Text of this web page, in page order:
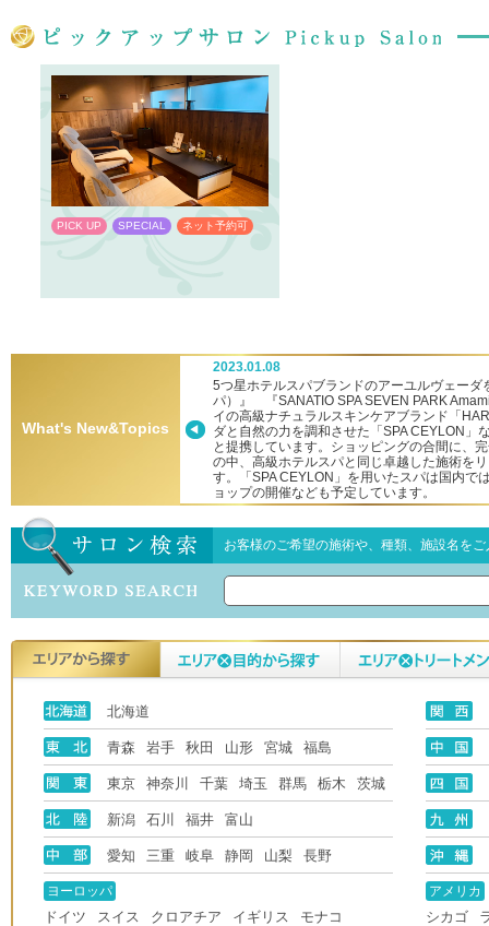
PICK UP SPECIAL ネット予約可
What's New&Topics
2023.01.08
5つ星ホテルスパブランドのアーユルヴェーダ
パ）』 『SANATIO SPA SEVEN PARK
イの高級ナチュラルスキンケアブランド「
ダと自然の力を調和させた「SPA CEYLON」
と提携しています。ショッピングの合間に、
の中、高級ホテルスパと同じ卓越した施術を
す。「SPA CEYLON」を用いたスパは国内で
ョップの開催なども予定しています。
お客様のご希望の施術や、種類、施設名を
北海道
青森 岩手 秋田 山形 宮城 福島
東京 神奈川 千葉 埼玉 群馬 栃木 茨城
新潟 石川 福井 富山
愛知 三重 岐阜 静岡 山梨 長野
ヨーロッパ
ドイツ スイス クロアチア イギリス
モナコ
アメリカ
シカゴ